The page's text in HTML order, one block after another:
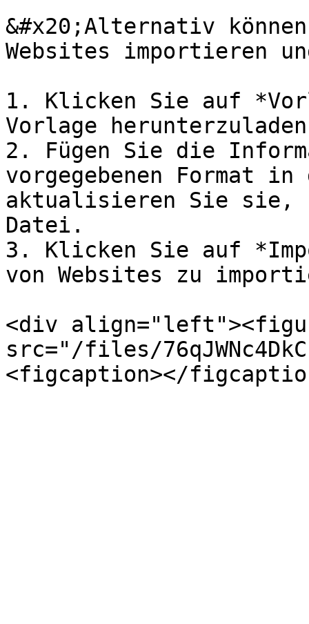
&#x20;Alternativ
Websites importieren
1. Klicken Sie auf
Vorlage
2. Fügen Sie die
vorgegebenen Format
aktualisieren Sie sie,
Datei.
3. Klicken Sie auf
von Websites zu
<div
src="/files/